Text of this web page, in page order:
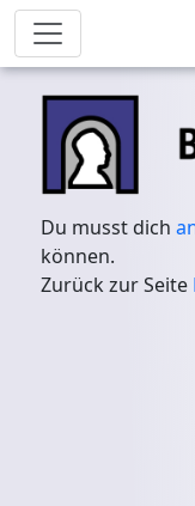
Du musst dich
können.
Zurück zur Seite